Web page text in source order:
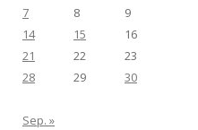
7 8
9
14 15
16
21 22
23
28 29
30
Sep. »